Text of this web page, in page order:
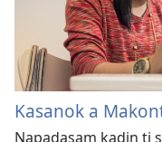
Kasanok a
Napadasam kadin ti